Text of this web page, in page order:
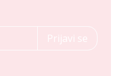
Prijavi se